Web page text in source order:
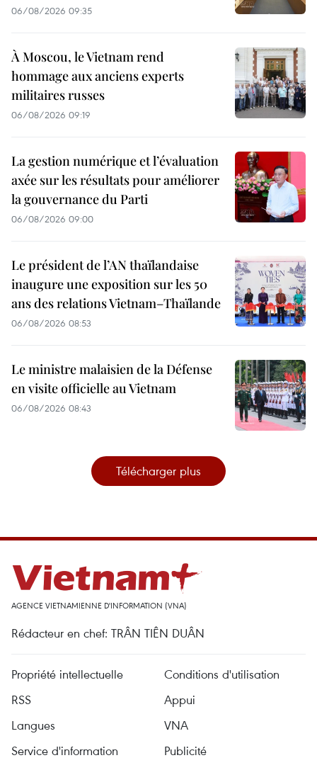
06/08/2026 09:35
À Moscou, le Vietnam rend
hommage aux anciens experts
militaires russes
06/08/2026 09:19
La gestion numérique et l’évaluation
axée sur les résultats pour améliorer
la gouvernance du Parti
06/08/2026 09:00
Le président de l’AN thaïlandaise
inaugure une exposition sur les 50
ans des relations Vietnam–Thaïlande
06/08/2026 08:53
Le ministre malaisien de la Défense
en visite officielle au Vietnam
06/08/2026 08:43
Télécharger plus
AGENCE VIETNAMIENNE D'INFORMATION (VNA)
Rédacteur en chef: TRÂN TIÊN DUÂN
Propriété intellectuelle
Conditions d'utilisation
RSS
Appui
Langues
VNA
Service d'information
Publicité